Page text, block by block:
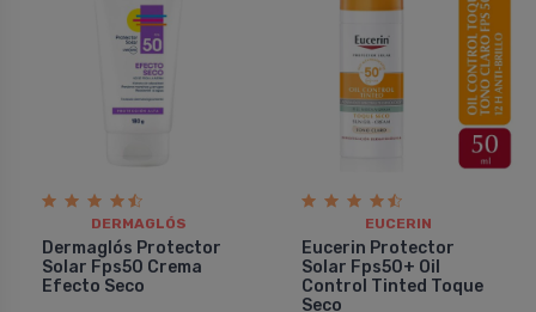
DERMAGLÓS
Dermaglós Protector
Solar Fps50 Crema
Efecto Seco
EUCERIN
Eucerin Protector
Solar Fps50+ Oil
Control Tinted Toque
Seco